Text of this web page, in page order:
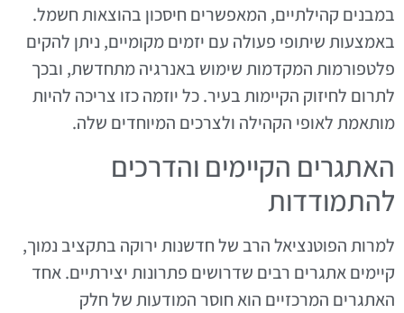
במבנים קהילתיים, המאפשרים חיסכון בהוצאות חשמל.
באמצעות שיתופי פעולה עם יזמים מקומיים, ניתן להקים
פלטפורמות המקדמות שימוש באנרגיה מתחדשת, ובכך
לתרום לחיזוק הקיימות בעיר. כל יוזמה כזו צריכה להיות
מותאמת לאופי הקהילה ולצרכים המיוחדים שלה.
האתגרים הקיימים והדרכים
להתמודדות
למרות הפוטנציאל הרב של חדשנות ירוקה בתקציב נמוך,
קיימים אתגרים רבים שדרושים פתרונות יצירתיים. אחד
האתגרים המרכזיים הוא חוסר המודעות של חלק